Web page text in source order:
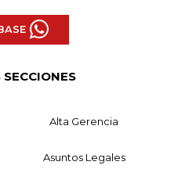
Alta Gerencia
Asuntos Legales